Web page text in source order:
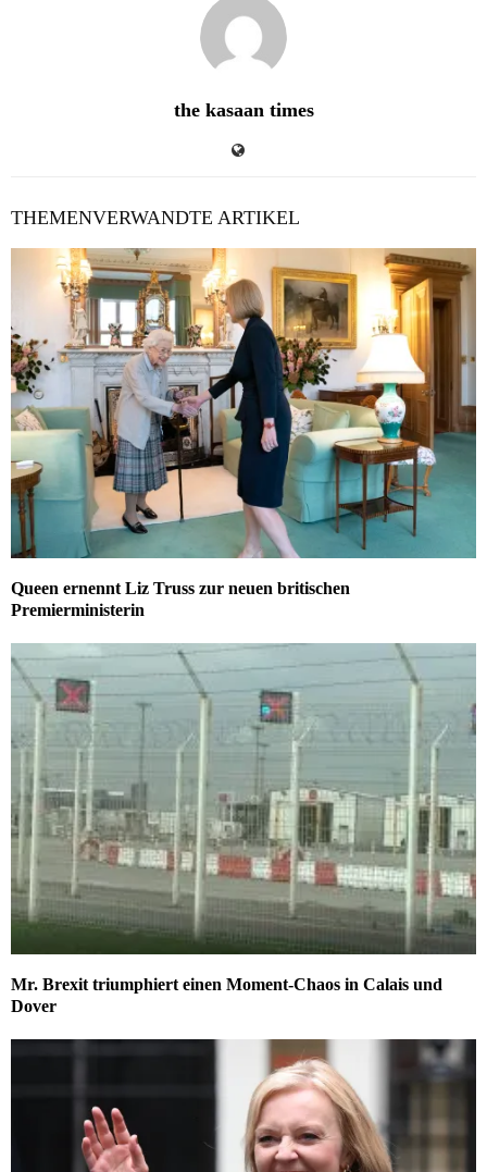
the kasaan times
THEMENVERWANDTE ARTIKEL
Queen ernennt Liz Truss zur neuen britischen
Premierministerin
Mr. Brexit triumphiert einen Moment-Chaos in Calais und
Dover